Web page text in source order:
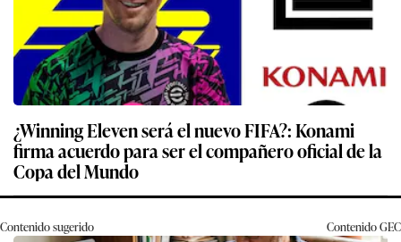
¿Winning Eleven será el nuevo FIFA?: Konami
firma acuerdo para ser el compañero oficial de la
Copa del Mundo
Contenido sugerido ContenidoGEC